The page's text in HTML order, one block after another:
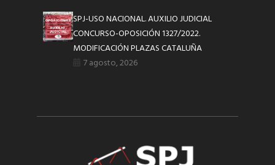
SPJ-USO NACIONAL. AUXILIO JUDICIAL
CONCURSO-OPOSICIÓN 1327/2022.
MODIFICACIÓN PLAZAS CATALUÑA
7 agosto, 2026